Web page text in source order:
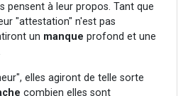
pensent à leur propos. Tant que
"attestation" n'est pas
un manque profond et une
elles agiront de telle sorte
combien elles sont